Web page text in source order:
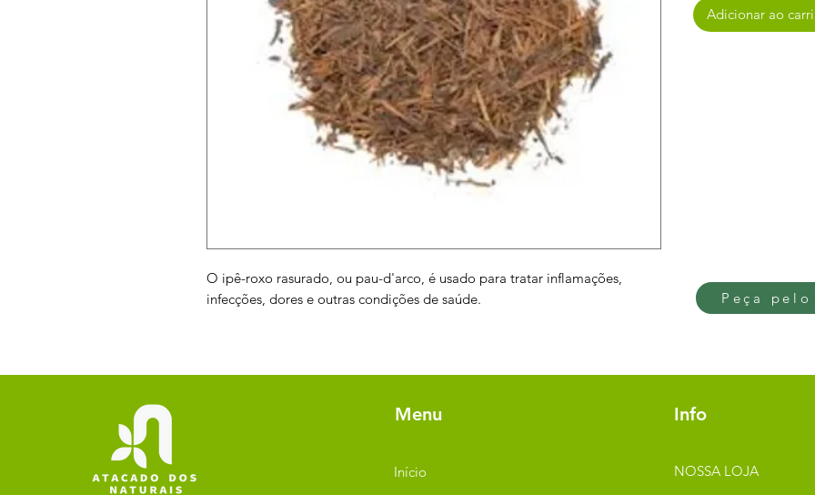
O ipê-roxo rasurado, ou pau-d'arco, é usado para tratar inflamações,
infecções, dores e outras condições de saúde.
Adicionar ao
Peça
Menu
Início
Info
NOSSA LOJA